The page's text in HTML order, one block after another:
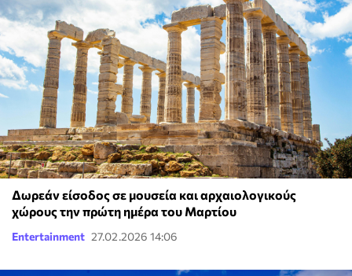
Δωρεάν είσοδος σε μουσεία και αρχαιολογικούς
χώρους την πρώτη ημέρα του Μαρτίου
Entertainment 27.02.2026 14:06